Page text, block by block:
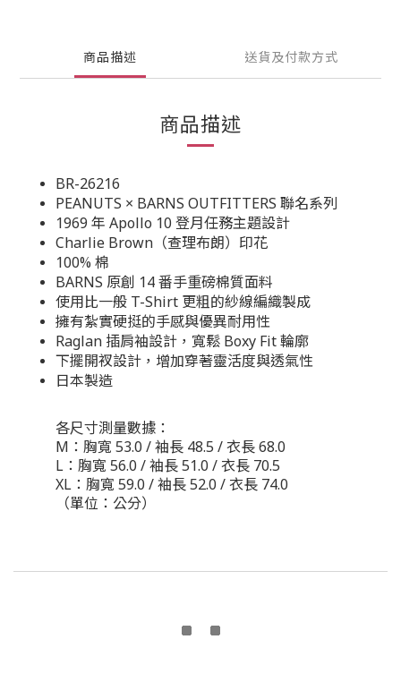
商品描述 送貨及付款方式
商品描述
BR-26216
PEANUTS × BARNS OUTFITTERS 聯名系列
1969 年 Apollo 10 登月任務主題設計
Charlie Brown（查理布朗）印花
100% 棉
BARNS 原創 14 番手重磅棉質面料
使用比一般 T-Shirt 更粗的紗線編織製成
擁有紮實硬挺的手感與優異耐用性
Raglan 插肩袖設計，寬鬆 Boxy Fit 輪廓
下擺開衩設計，增加穿著靈活度與透氣性
日本製造
各尺寸測量數據：
M：胸寬 53.0 / 袖長 48.5 / 衣長 68.0
L：胸寬 56.0 / 袖長 51.0 / 衣長 70.5
XL：胸寬 59.0 / 袖長 52.0 / 衣長 74.0
（單位：公分）